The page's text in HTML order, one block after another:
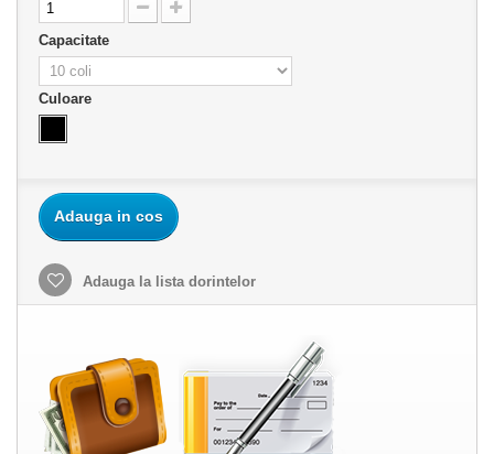
Capacitate
Culoare
Adauga in cos
Adauga la lista dorintelor